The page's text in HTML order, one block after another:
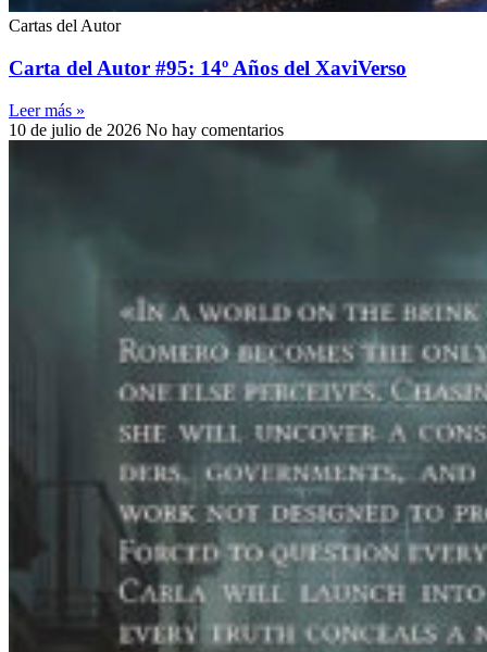
Cartas del Autor
Carta del Autor #95: 14º Años del XaviVerso
Leer más »
10 de julio de 2026 No hay comentarios